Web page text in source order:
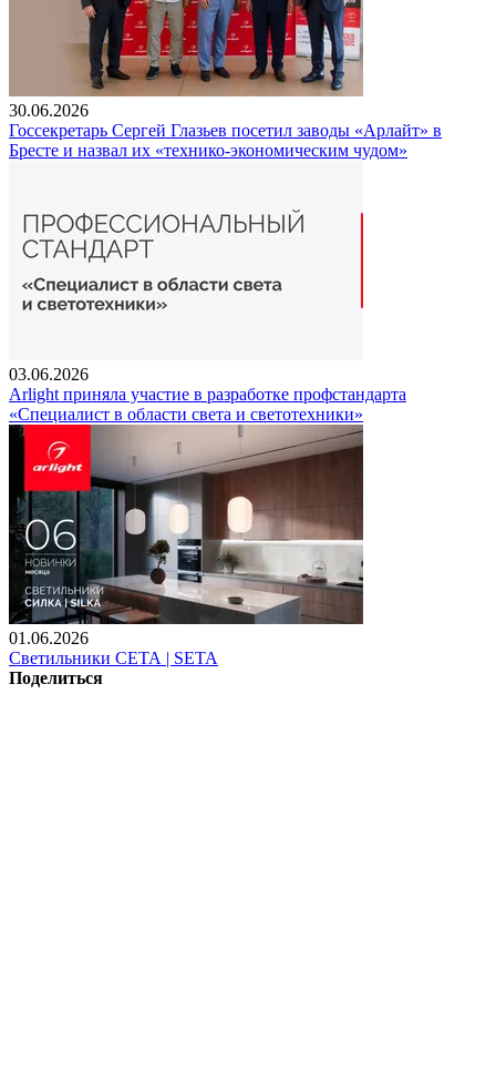
30.06.2026
Госсекретарь Сергей Глазьев посетил заводы «Арлайт» в
Бресте и назвал их «технико-экономическим чудом»
03.06.2026
Arlight приняла участие в разработке профстандарта
«Специалист в области света и светотехники»
01.06.2026
Светильники СЕТА | SETA
Поделиться